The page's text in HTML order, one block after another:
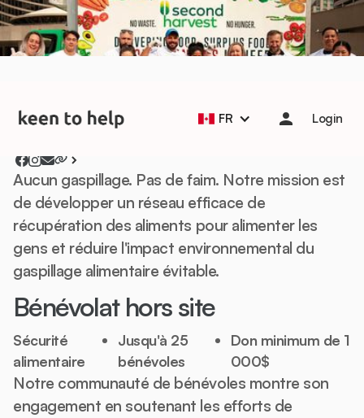
FR Login
À propos
Aucun gaspillage. Pas de faim. Notre mission est
de développer un réseau efficace de
récupération des aliments pour alimenter les
gens et réduire l'impact environnemental du
gaspillage alimentaire évitable.
Bénévolat hors site
Sécurité
alimentaire
Jusqu'à 25
bénévoles
Don minimum de 1
000$
Notre communauté de bénévoles montre son
engagement en soutenant les efforts de